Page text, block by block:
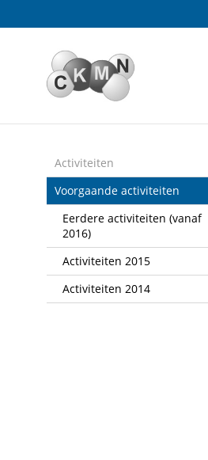
links
Spring
naar
inhoud
naar
het
menu
Activiteiten
Voorgaande activiteiten
Eerdere activiteiten (vanaf
2016)
Activiteiten 2015
Activiteiten 2014